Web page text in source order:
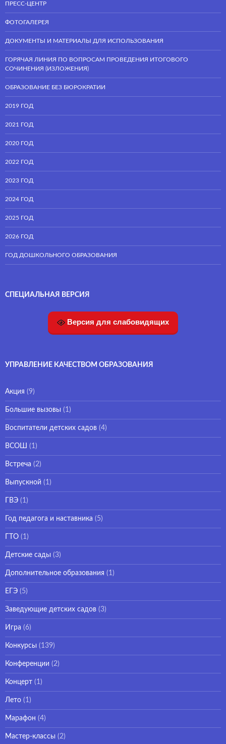
ПРЕСС-ЦЕНТР
ФОТОГАЛЕРЕЯ
ДОКУМЕНТЫ И МАТЕРИАЛЫ ДЛЯ ИСПОЛЬЗОВАНИЯ
ГОРЯЧАЯ ЛИНИЯ ПО ВОПРОСАМ ПРОВЕДЕНИЯ ИТОГОВОГО
СОЧИНЕНИЯ (ИЗЛОЖЕНИЯ)
ОБРАЗОВАНИЕ БЕЗ БЮРОКРАТИИ
2019 ГОД
2021 ГОД
2020 ГОД
2022 ГОД
2023 ГОД
2024 ГОД
2025 ГОД
2026 ГОД
ГОД ДОШКОЛЬНОГО ОБРАЗОВАНИЯ
СПЕЦИАЛЬНАЯ ВЕРСИЯ
Версия для слабовидящих
УПРАВЛЕНИЕ КАЧЕСТВОМ ОБРАЗОВАНИЯ
Акция (9)
Большие вызовы (1)
Воспитатели детских садов (4)
ВСОШ (1)
Встреча (2)
Выпускной (1)
ГВЭ (1)
Год педагога и наставника (5)
ГТО (1)
Детские сады (3)
Дополнительное образования (1)
ЕГЭ (5)
Заведующие детских садов (3)
Игра (6)
Конкурсы (139)
Конференции (2)
Концерт (1)
Лето (1)
Марафон (4)
Мастер-классы (2)